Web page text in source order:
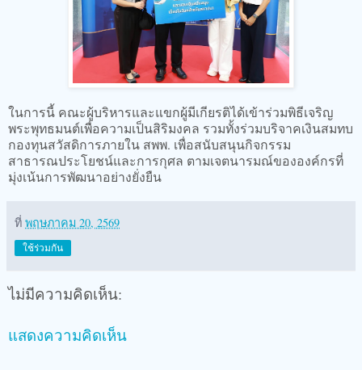
ในการนี้ คณะผู้บริหารและแขกผู้มีเกียรติได้เข้าร่วมพิธีเจริญ
พระพุทธมนต์เพื่อความเป็นสิริมงคล รวมทั้งร่วมบริจาคเงินสมทบ
กองทุนสวัสดิการภายใน สพพ. เพื่อสนับสนุนกิจกรรม
สาธารณประโยชน์และการกุศล ตามเจตนารมณ์ขององค์กรที่
มุ่งเน้นการพัฒนาอย่างยั่งยืน
ที่ พฤษภาคม 20, 2569
ใช้ร่วมกัน
ไม่มีความคิดเห็น:
แสดงความคิดเห็น